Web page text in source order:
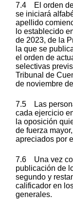
7.4 El orden de
se iniciará
apellido
lo establecido
de 2023, de la
la que se
el orden de
selectivas
Tribunal de
de noviembre
7.5 Las
cada ejercicio
la oposición
de fuerza
apreciados por
7.6 Una vez
publicación de
segundo y
calificador en
generales.